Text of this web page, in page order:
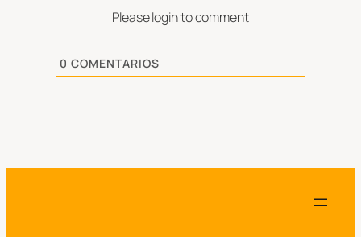
Please login to comment
0 COMENTARIOS